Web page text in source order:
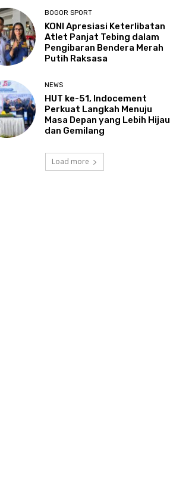
BOGOR SPORT
KONI Apresiasi Keterlibatan
Atlet Panjat Tebing dalam
Pengibaran Bendera Merah
Putih Raksasa
NEWS
HUT ke-51, Indocement
Perkuat Langkah Menuju
Masa Depan yang Lebih Hijau
dan Gemilang
Load more